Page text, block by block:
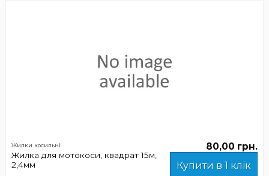
Жилки косильні
Жилка для мотокоси, квадрат 15м,
2,4мм
80,00 грн.
Купити в 1 клік